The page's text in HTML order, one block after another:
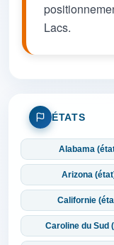
Lacs.
ÉTATS
Alabama
Arizona
Californie
Caroline du Sud